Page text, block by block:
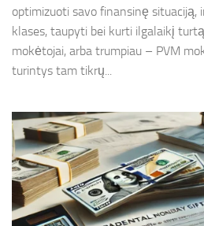
optimizuoti savo finansinę
klases, taupyti bei kurti ilgalaikį
mokėtojai, arba trumpiau – PVM
turintys tam tikrų...